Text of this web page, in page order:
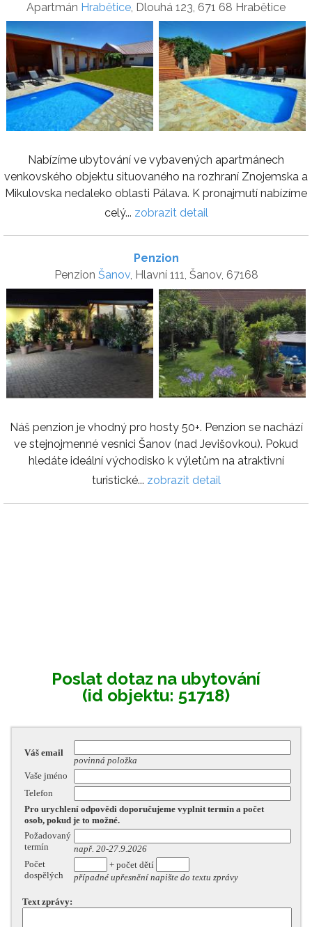
Apartmán Hrabětice, Dlouhá 123, 671 68 Hrabětice
Nabízíme ubytování ve vybavených apartmánech
venkovského objektu situovaného na rozhraní Znojemska a
Mikulovska nedaleko oblasti Pálava. K pronajmutí nabízíme
celý... zobrazit detail
Penzion
Penzion Šanov, Hlavní 111, Šanov, 67168
Náš penzion je vhodný pro hosty 50+. Penzion se nachází
ve stejnojmenné vesnici Šanov (nad Jevišovkou). Pokud
hledáte ideální východisko k výletům na atraktivní
turistické... zobrazit detail
Poslat dotaz na ubytování
(id objektu: 51718)